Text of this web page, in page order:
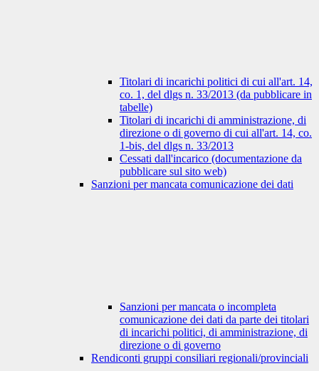
Titolari di incarichi politici di cui all'art. 14,
co. 1, del dlgs n. 33/2013 (da pubblicare in
tabelle)
Titolari di incarichi di amministrazione, di
direzione o di governo di cui all'art. 14, co.
1-bis, del dlgs n. 33/2013
Cessati dall'incarico (documentazione da
pubblicare sul sito web)
Sanzioni per mancata comunicazione dei dati
Sanzioni per mancata o incompleta
comunicazione dei dati da parte dei titolari
di incarichi politici, di amministrazione, di
direzione o di governo
Rendiconti gruppi consiliari regionali/provinciali